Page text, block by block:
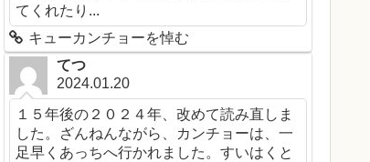
てくれたり...
キューカンチョーを悼む
てつ
2024.01.20
１５年後の２０２４年、改めて読み直しま
した。ざんねんながら、カンチョーは、一
足早くあっちへ行かれました。すいはくと